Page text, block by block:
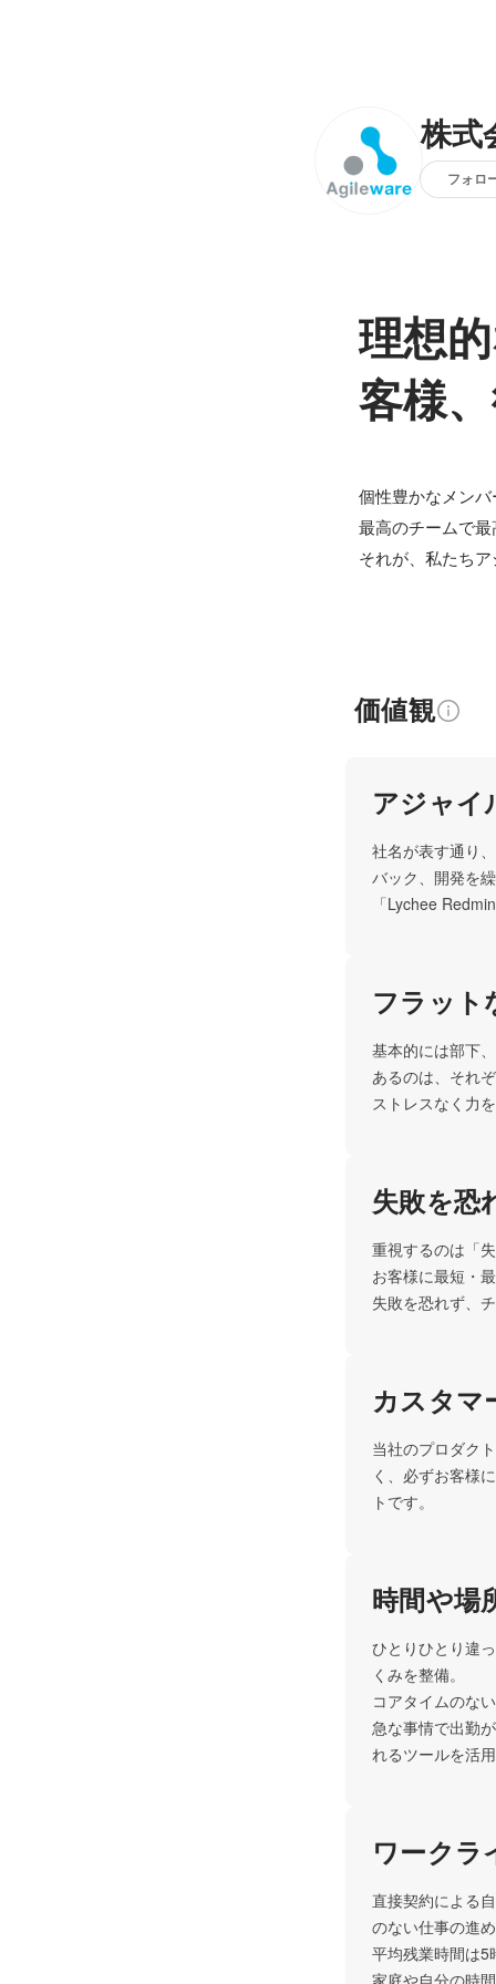
株式
フォロ
理想
客様
個性豊かなメン
最高のチームで
それが、私たち
価値観
アジャイ
社名が表す通り
バック、開発を
「Lychee
フラット
基本的には部下
あるのは、それ
ストレスなく力
失敗を恐
重視するのは「
お客様に最短・
失敗を恐れず、
カスタマ
当社のプロダク
く、必ずお客様
トです。
時間や場
ひとりひとり違
くみを整備。
コアタイムのな
急な事情で出勤
れるツールを活
ワークラ
直接契約による
のない仕事の進
平均残業時間は5
家庭や自分の時